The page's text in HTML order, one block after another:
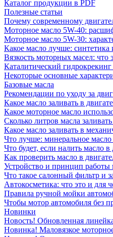
Каталог продукции в PDF
Полезные статьи
Почему современному
Моторное масло 5W-40:
Моторное масло 5W-30:
Какое масло лучше: синтетика
Вязкость моторных масел: что
Каталитический
Некоторые основные
Базовые масла
Рекомендации по уходу за
Какое масло заливать в
Какое моторное масло
Сколько литров масла
Какое масло заливать в
Что лучше: минеральное масло
Что будет, если налить масло
Как проверить масло в
Устройство и принцип работы
Что такое салонный фильтр и
Автокосметика: что это и для
Правила ручной мойки
Чтобы мотор автомобиля без
Новинки
Новость! Обновленная
Новинка! Маловязкое